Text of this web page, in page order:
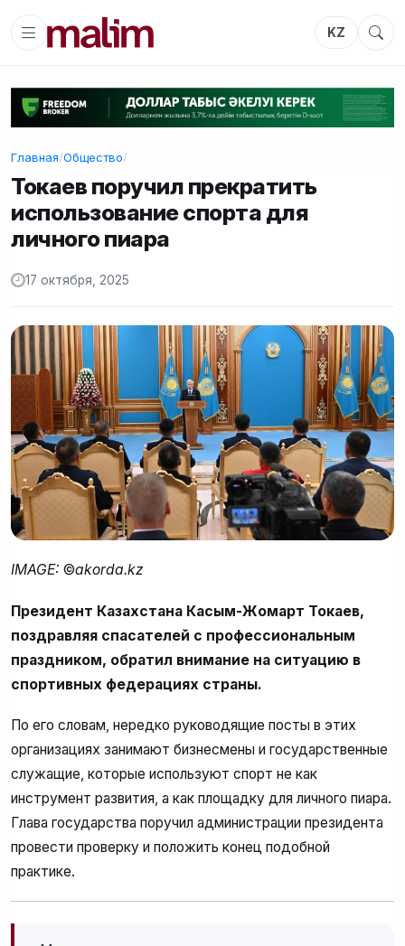
KZ
Главная/Общество/
Токаев поручил прекратить
использование спорта для
личного пиара
17 октября, 2025
IMAGE: ©akorda.kz
Президент Казахстана Касым-Жомарт Токаев,
поздравляя спасателей с профессиональным
праздником, обратил внимание на ситуацию в
спортивных федерациях страны.
По его словам, нередко руководящие посты в этих
организациях занимают бизнесмены и государственные
служащие, которые используют спорт не как
инструмент развития, а как площадку для личного пиара.
Глава государства поручил администрации президента
провести проверку и положить конец подобной
практике.